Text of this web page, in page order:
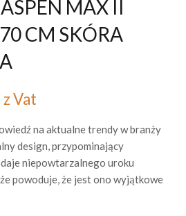
MAX II
CM SKÓRA
z Vat
na aktualne trendy w branży
design, przypominający
niepowtarzalnego uroku
powoduje, że jest ono wyjątkowe